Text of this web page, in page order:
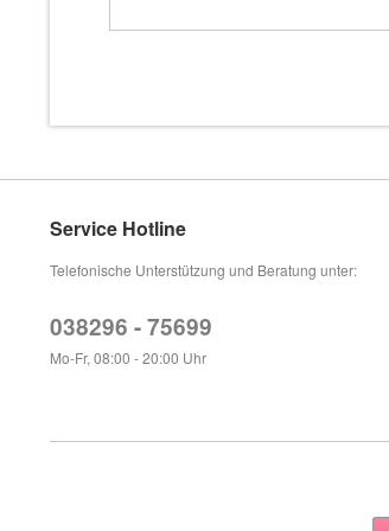
Service Hotline
Telefonische Unterstützung und Beratung unter:
038296 - 75699
Mo-Fr, 08:00 - 20:00 Uhr